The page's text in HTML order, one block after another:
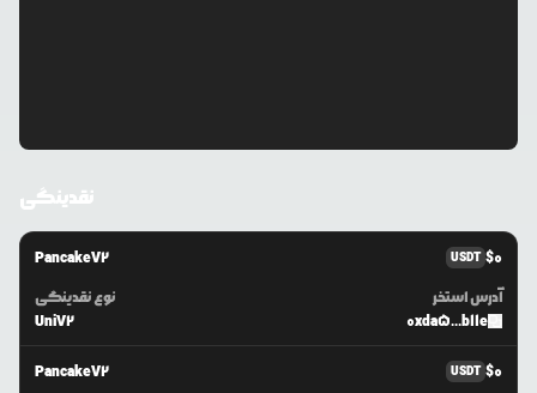
نقدینگی
PancakeV2 USDT $0
نوع نقدینگی
UniV2
آدرس استخر
0xda5...b11e
PancakeV2 USDT $0